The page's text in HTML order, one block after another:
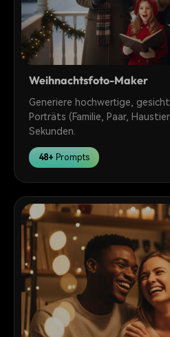
Weihnachtsfoto-Maker
Generiere hochwertige,
Porträts (Familie, Paar,
Sekunden.
48+ Prompts